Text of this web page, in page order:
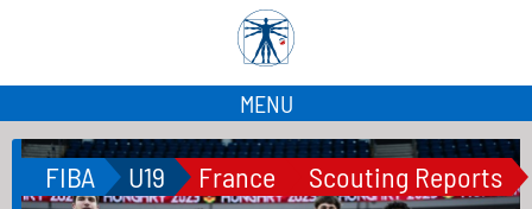
MENU
FIBA U19 France Scouting Reports